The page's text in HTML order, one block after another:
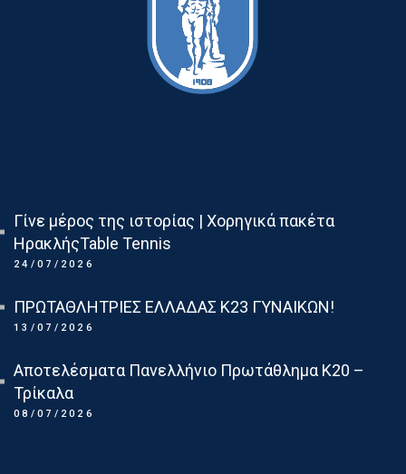
Γίνε μέρος της ιστορίας | Χορηγικά πακέτα
ΗρακλήςTable Tennis
24/07/2026
ΠΡΩΤΑΘΛΗΤΡΙΕΣ ΕΛΛΑΔΑΣ Κ23 ΓΥΝΑΙΚΩΝ!
13/07/2026
Αποτελέσματα Πανελλήνιο Πρωτάθλημα Κ20 –
Τρίκαλα
08/07/2026